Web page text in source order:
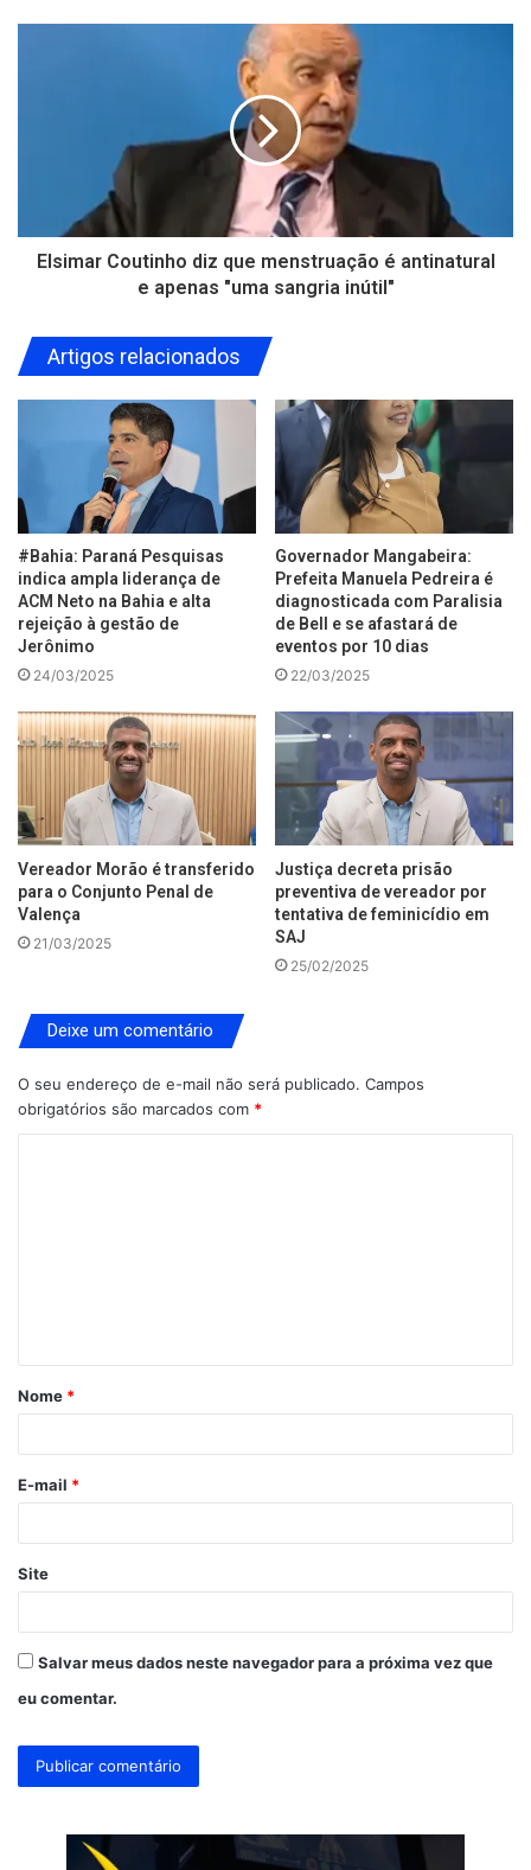
Elsimar Coutinho diz que menstruação é antinatural
e apenas "uma sangria inútil"
Artigos relacionados
#Bahia: Paraná Pesquisas
indica ampla liderança de
ACM Neto na Bahia e alta
rejeição à gestão de
Jerônimo
24/03/2025
Governador Mangabeira:
Prefeita Manuela Pedreira é
diagnosticada com Paralisia
de Bell e se afastará de
eventos por 10 dias
22/03/2025
Vereador Morão é transferido
para o Conjunto Penal de
Valença
21/03/2025
Justiça decreta prisão
preventiva de vereador por
tentativa de feminicídio em
SAJ
25/02/2025
Deixe um comentário
O seu endereço de e-mail não será publicado. Campos
obrigatórios são marcados com *
á
r
*
Nome *
E-mail *
Site
Salvar meus dados neste navegador para a próxima vez que
eu comentar.